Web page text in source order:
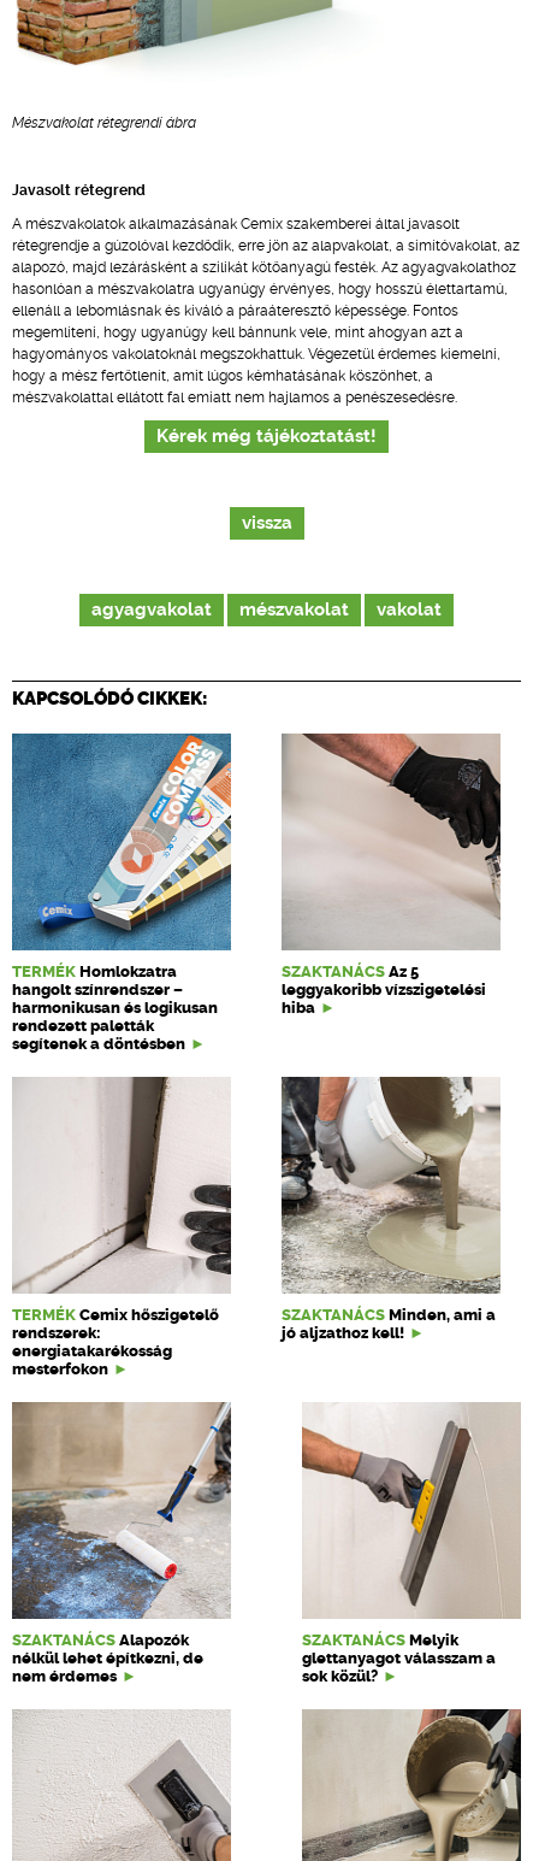
Mészvakolat rétegrendi ábra
Javasolt rétegrend
A mészvakolatok alkalmazásának Cemix szakemberei által javasolt
rétegrendje a gúzolóval kezdődik, erre jön az alapvakolat, a simítóvakolat, az
alapozó, majd lezárásként a szilikát kötőanyagú festék. Az agyagvakolathoz
hasonlóan a mészvakolatra ugyanúgy érvényes, hogy hosszú élettartamú,
ellenáll a lebomlásnak és kiváló a páraáteresztő képessége. Fontos
megemlíteni, hogy ugyanúgy kell bánnunk vele, mint ahogyan azt a
hagyományos vakolatoknál megszokhattuk. Végezetül érdemes kiemelni,
hogy a mész fertőtlenít, amit lúgos kémhatásának köszönhet, a
mészvakolattal ellátott fal emiatt nem hajlamos a penészesedésre.
Kérek még tájékoztatást!
vissza
agyagvakolat mészvakolat vakolat
KAPCSOLÓDÓ CIKKEK:
TERMÉK Homlokzatra
hangolt színrendszer –
harmonikusan és logikusan
rendezett paletták
segítenek a döntésben
SZAKTANÁCS Az 5
leggyakoribb vízszigetelési
hiba
TERMÉK Cemix hőszigetelő
rendszerek:
energiatakarékosság
mesterfokon
SZAKTANÁCS Minden, ami a
jó aljzathoz kell!
SZAKTANÁCS Alapozók
nélkül lehet építkezni, de
nem érdemes
SZAKTANÁCS Melyik
glettanyagot válasszam a
sok közül?